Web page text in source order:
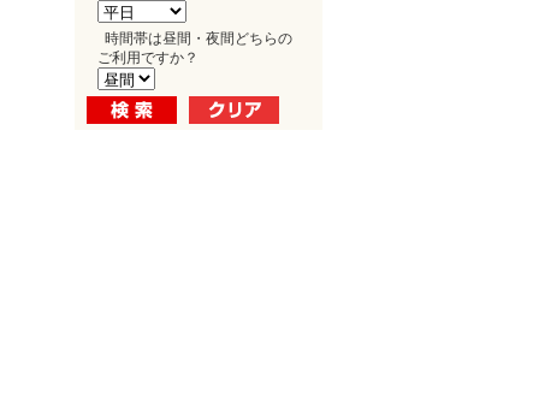
時間帯は昼間・夜間どちらの
ご利用ですか？